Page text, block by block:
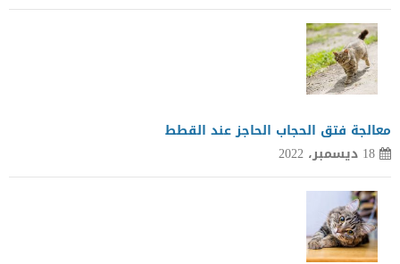
معالجة فتق الحجاب الحاجز عند القطط
18 ديسمبر، 2022